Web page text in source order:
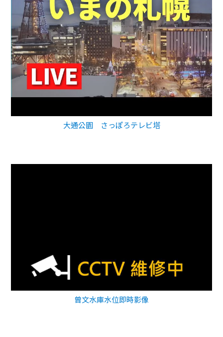
大通公園 さっぽろテレビ塔
曾文水庫水位即時影像